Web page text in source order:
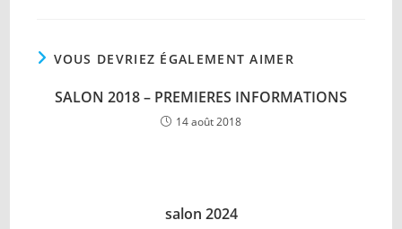
VOUS DEVRIEZ ÉGALEMENT AIMER
SALON 2018 – PREMIERES INFORMATIONS
14 août 2018
salon 2024